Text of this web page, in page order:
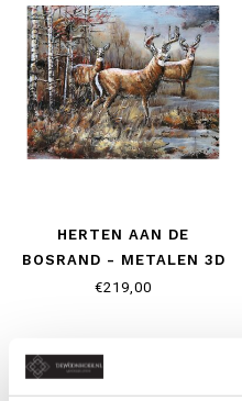
HERTEN AAN DE
BOSRAND - METALEN 3D
SCHILDERIJ
€219,00